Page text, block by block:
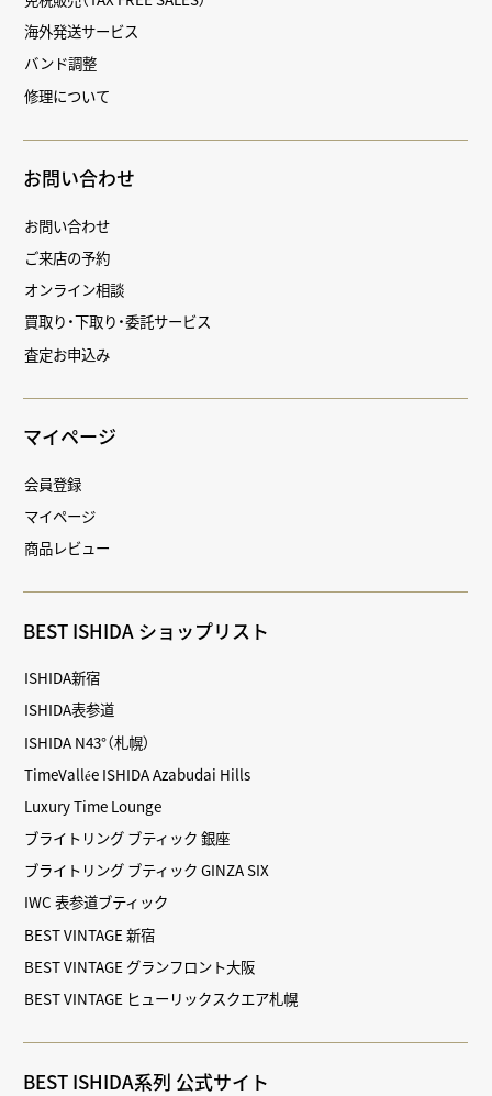
海外発送サービス
バンド調整
修理について
お問い合わせ
お問い合わせ
ご来店の予約
オンライン相談
買取り・下取り・委託サービス
査定お申込み
マイページ
会員登録
マイページ
商品レビュー
BEST ISHIDA ショップリスト
ISHIDA新宿
ISHIDA表参道
ISHIDA N43°（札幌）
TimeVallée ISHIDA Azabudai Hills
Luxury Time Lounge
ブライトリング ブティック 銀座
ブライトリング ブティック GINZA SIX
IWC 表参道ブティック
BEST VINTAGE 新宿
BEST VINTAGE グランフロント大阪
BEST VINTAGE ヒューリックスクエア札幌
BEST ISHIDA系列 公式サイト